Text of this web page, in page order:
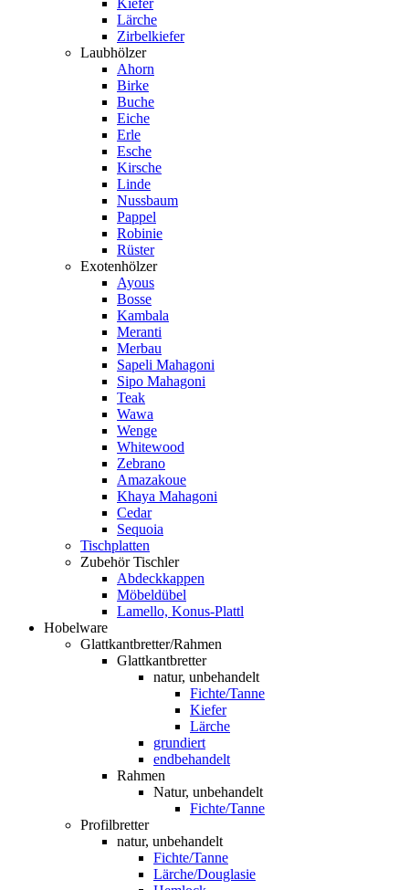
Kiefer
Lärche
Zirbelkiefer
Laubhölzer
Ahorn
Birke
Buche
Eiche
Erle
Esche
Kirsche
Linde
Nussbaum
Pappel
Robinie
Rüster
Exotenhölzer
Ayous
Bosse
Kambala
Meranti
Merbau
Sapeli Mahagoni
Sipo Mahagoni
Teak
Wawa
Wenge
Whitewood
Zebrano
Amazakoue
Khaya Mahagoni
Cedar
Sequoia
Tischplatten
Zubehör Tischler
Abdeckkappen
Möbeldübel
Lamello, Konus-Plattl
Hobelware
Glattkantbretter/Rahmen
Glattkantbretter
natur, unbehandelt
Fichte/Tanne
Kiefer
Lärche
grundiert
endbehandelt
Rahmen
Natur, unbehandelt
Fichte/Tanne
Profilbretter
natur, unbehandelt
Fichte/Tanne
Lärche/Douglasie